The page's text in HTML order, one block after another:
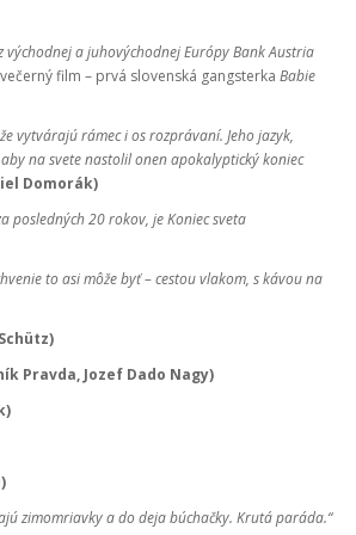
východnej a juhovýchodnej Európy Bank Austria
film – prvá slovenská gangsterka Babie
vytvárajú rámec i os rozprávaní. Jeho jazyk,
na svete nastolil onen apokalyptický koniec
Domorák)
posledných 20 rokov, je Koniec sveta
to asi môže byť – cestou vlakom, s kávou na
Pravda, Jozef Dado Nagy)
zimomriavky a do deja búchačky. Krutá paráda.“